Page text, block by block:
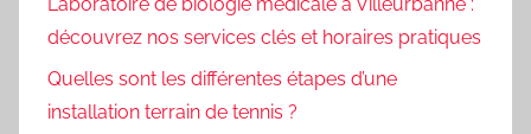
Laboratoire de biologie médicale à Villeurbanne :
découvrez nos services clés et horaires pratiques
Quelles sont les différentes étapes d’une
installation terrain de tennis ?